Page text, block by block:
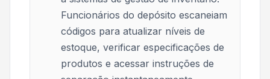
Funcionários do depósito escaneiam
códigos para atualizar níveis de
estoque, verificar especificações de
produtos e acessar instruções de